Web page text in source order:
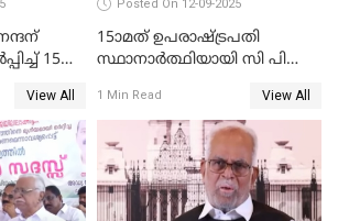
15-ാം
View All
Posted On 12-09-2025
15ാമത് ഉപരാഷ്ട്രപതി
സ്ഥാനാര്‍ത്ഥിയായി സി പി
സത്യപ്രതിജ്ഞ ചെയ്തു
WATCH VIDEO
1 Min Read View All